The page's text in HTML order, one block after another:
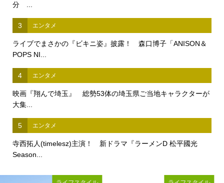
分 ...
3 エンタメ
ライブでまさかの『ビキニ姿』披露！ 森口博子「ANISON＆
POPS NI...
4 エンタメ
映画『翔んで埼玉』 総勢53体の埼玉県ご当地キャラクターが
大集...
5 エンタメ
寺西拓人(timelesz)主演！ 新ドラマ『ラーメンD 松平國光
Season...